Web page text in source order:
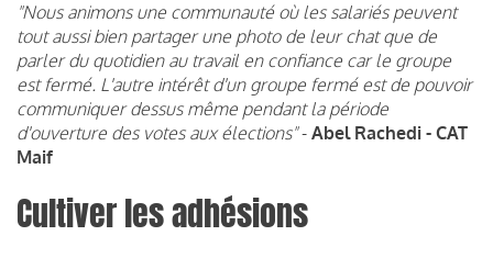
"Nous animons une communauté où les salariés peuvent
tout aussi bien partager une photo de leur chat que de
parler du quotidien au travail en confiance car le groupe
est fermé. L'autre intérêt d'un groupe fermé est de pouvoir
communiquer dessus même pendant la période
d'ouverture des votes aux élections"- Abel Rachedi - CAT
Maif
Cultiver les adhésions